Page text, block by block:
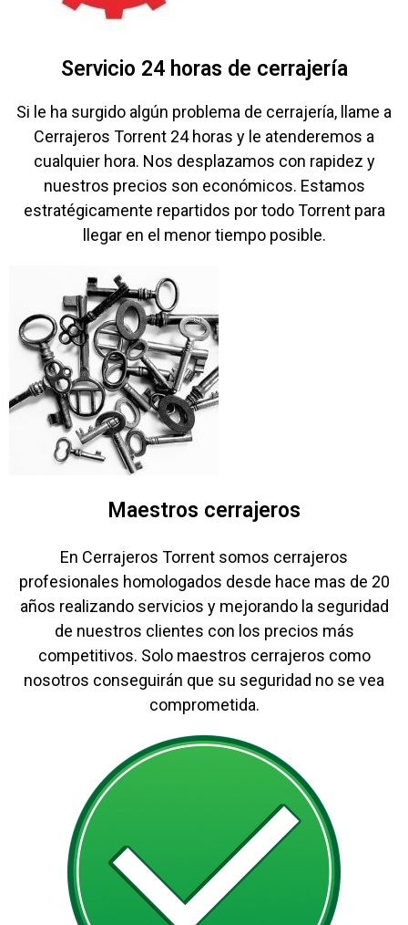
Servicio 24 horas de cerrajería
Si le ha surgido algún problema de cerrajería, llame a
Cerrajeros Torrent 24 horas y le atenderemos a
cualquier hora. Nos desplazamos con rapidez y
nuestros precios son económicos. Estamos
estratégicamente repartidos por todo Torrent para
llegar en el menor tiempo posible.
Maestros cerrajeros
En Cerrajeros Torrent somos cerrajeros
profesionales homologados desde hace mas de 20
años realizando servicios y mejorando la seguridad
de nuestros clientes con los precios más
competitivos. Solo maestros cerrajeros como
nosotros conseguirán que su seguridad no se vea
comprometida.